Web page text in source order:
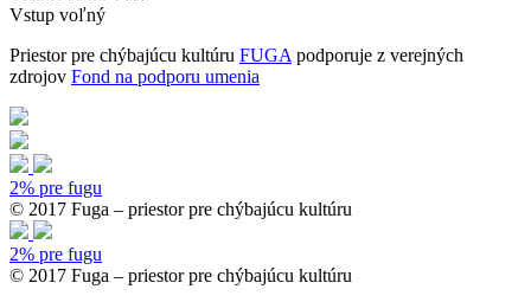
Vstup voľný
Priestor pre chýbajúcu kultúru FUGA podporuje z verejných
zdrojov Fond na podporu umenia
2% pre fugu
© 2017 Fuga – priestor pre chýbajúcu kultúru
2% pre fugu
© 2017 Fuga – priestor pre chýbajúcu kultúru